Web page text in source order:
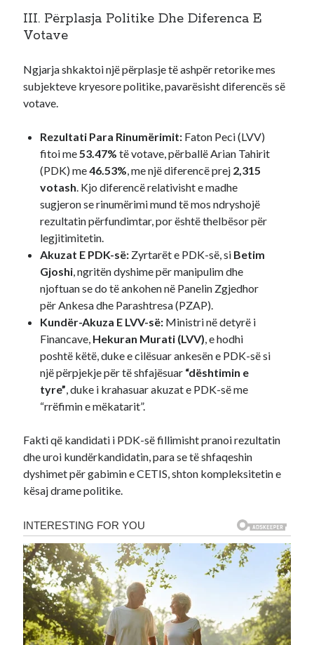
III. Përplasja Politike Dhe Diferenca E
Votave
Ngjarja shkaktoi një përplasje të ashpër retorike mes
subjekteve kryesore politike, pavarësisht diferencës së
votave.
Rezultati Para Rinumërimit: Faton Peci (LVV)
fitoi me53.47% të votave, përballë Arian Tahirit
(PDK) me46.53%, me një diferencë prej 2,315
votash. Kjo diferencë relativisht e madhe
sugjeron se rinumërimi mund të mos ndryshojë
rezultatin përfundimtar, por është thelbësor për
legjitimitetin.
Akuzat E PDK-së: Zyrtarët e PDK-së, si Betim
Gjoshi, ngritën dyshime për manipulim dhe
njoftuan se do të ankohen në Panelin Zgjedhor
për Ankesa dhe Parashtresa (PZAP).
Kundër-Akuza E LVV-së: Ministri në detyrë i
Financave, Hekuran Murati (LVV), e hodhi
poshtë këtë, duke e cilësuar ankesën e PDK-së si
një përpjekje për të shfajësuar “dështimin e
tyre”, duke i krahasuar akuzat e PDK-së me
“rrëfimin e mëkatarit”.
Fakti që kandidati i PDK-së fillimisht pranoi rezultatin
dhe uroi kundërkandidatin, para se të shfaqeshin
dyshimet për gabimin e CETIS, shton kompleksitetin e
kësaj drame politike.